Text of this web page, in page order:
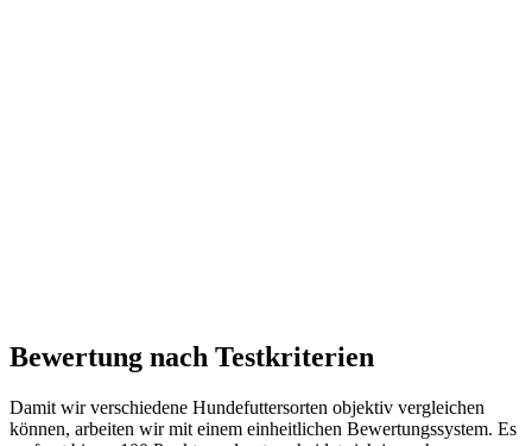
Bewertung nach Testkriterien
Damit wir verschiedene Hundefuttersorten objektiv vergleichen
können, arbeiten wir mit einem einheitlichen Bewertungssystem. Es